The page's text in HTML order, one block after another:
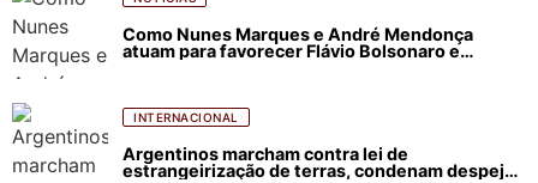
Como Nunes Marques e André Mendonça
atuam para favorecer Flávio Bolsonaro e
INTERNACIONAL
Argentinos marcham contra lei de
estrangeirização de terras, condenam despejos